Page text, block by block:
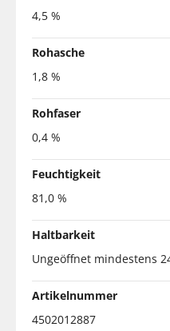
4,5 %
Rohasche
1,8 %
Rohfaser
0,4 %
Feuchtigkeit
81,0 %
Haltbarkeit
Ungeöffnet mindestens
Artikelnummer
4502012887